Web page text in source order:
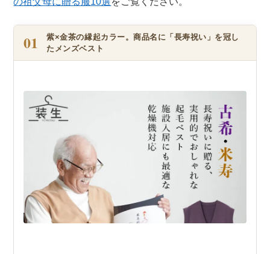
01
紫×金茶の縁起カラー。商品名に「長寿祝い」を冠し
たメンズベスト